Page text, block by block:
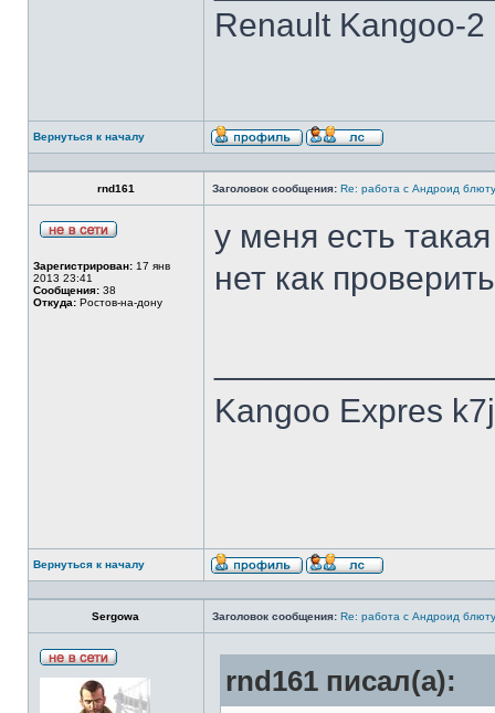
Renault Kangoo-
Вернуться к началу
rnd161 Заголовок сообщения: Re: работа с Андроид
Зарегистрирован: 17 янв
2013 23:41
Сообщения: 38
Откуда: Ростов-на-дону
у меня есть
нет как
Kangoo Expres
Вернуться к началу
Sergowa Заголовок сообщения: Re: работа с Андроид
rnd161 писал(а):